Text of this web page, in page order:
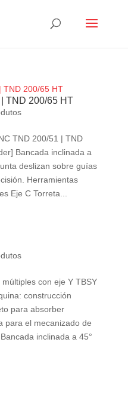
TND 200/65 HT
TND 200/51 | TND
Bancada inclinada a
deslizan sobre guías
Herramientas
Eje C Torreta...
con eje Y TBSY
construcción
para absorber
para el mecanizado de
inclinada a 45°